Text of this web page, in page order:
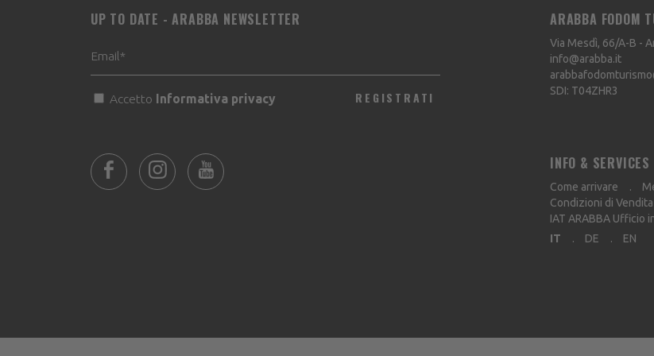
UP TO DATE - ARABBA NEWSLETTER
Accetto Informativa privacy REGISTRATI
ARABBA FODOM
Via Mesdì, 66/A-B -
info@arabba.it
SDI: T04ZHR3
INFO & SERVICES
Come arrivare
Condizioni di Vendita
IAT ARABBA Ufficio
IT
DE EN